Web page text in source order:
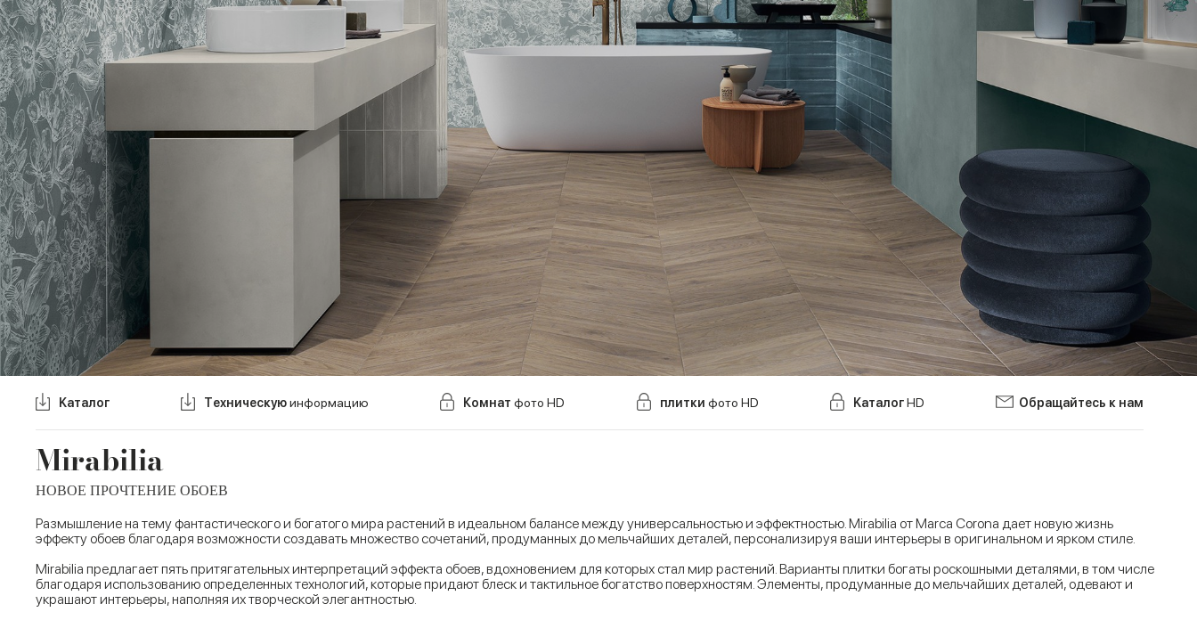
Mirabilia
НОВОЕ ПРОЧТЕНИЕ ОБОЕВ
Kаталог Tехническуюинформацию Комнатфото HD плитки фото HD KаталогHD Обращайтесь к нам
Размышление на тему фантастического и богатого мира растений в идеальном балансе между универсальностью и эффектностью. Mirabilia от Marca Corona дает новую жизнь
эффекту обоев благодаря возможности создавать множество сочетаний, продуманных до мельчайших деталей, персонализируя ваши интерьеры в оригинальном и ярком стиле.
Mirabilia предлагает пять притягательных интерпретаций эффекта обоев, вдохновением для которых стал мир растений. Варианты плитки богаты роскошными деталями, в том числе
благодаря использованию определенных технологий, которые придают блеск и тактильное богатство поверхностям. Элементы, продуманные до мельчайших деталей, одевают и
украшают интерьеры, наполняя их творческой элегантностью.